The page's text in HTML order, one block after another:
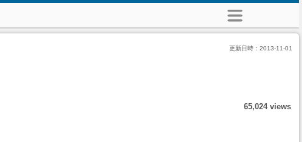
更新日時： 2013-11-01
65,024 views